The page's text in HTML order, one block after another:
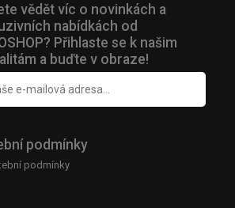
vědět víc o novinkách a
nabídkách od
Přihlaste se k našim
a buďte v obraze!
podmínky